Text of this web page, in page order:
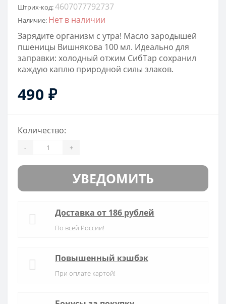
Штрих-код:4607077792737
Наличие: Нет в наличии
Зарядите организм с утра! Масло зародышей
пшеницы Вишнякова 100 мл. Идеально для
заправки: холодный отжим СибТар сохранил
каждую каплю природной силы злаков.
490 ₽
Количество:
- +
УВЕДОМИТЬ
Доставка от 186 рублей
По всей России!
Повышенный кэшбэк
При оплате картой!